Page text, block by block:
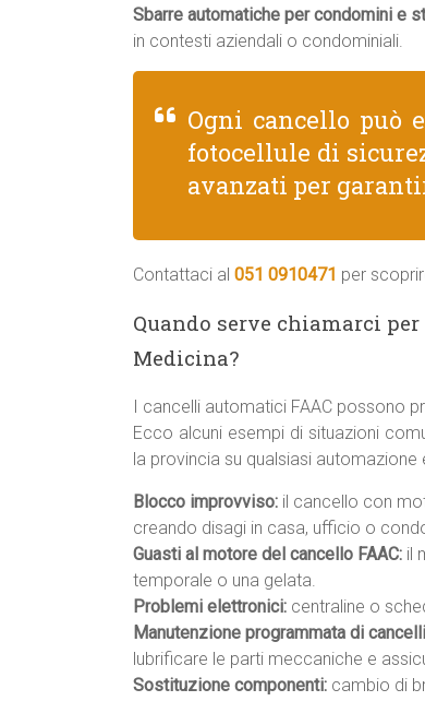
Sbarre automatiche per condomini e
in contesti aziendali o condominiali.
Ogni cancello può
fotocellule di
avanzati per
Contattaci al 051 0910471 per
Quando serve chiamarci
Medicina?
I cancelli automatici FAAC possono
Ecco alcuni esempi di situazioni
la provincia su qualsiasi automazione
Blocco improvviso: il cancello con
creando disagi in casa, ufficio o
Guasti al motore del cancello FAAC: il
temporale o una gelata.
Problemi elettronici: centraline o
Manutenzione programmata di
lubrificare le parti meccaniche e
Sostituzione componenti: cambio di